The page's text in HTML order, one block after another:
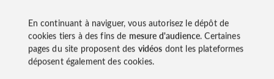
En continuant à naviguer, vous autorisez le dépôt de
cookies tiers à des fins de mesure d'audience. Certaines
pages du site proposent des vidéos dont les plateformes
déposent également des cookies.